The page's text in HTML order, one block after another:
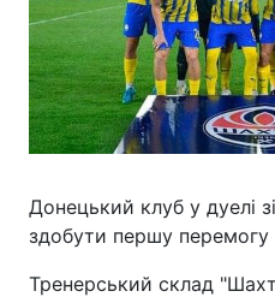
Донецький клуб у дуелі
здобути першу перемогу
Тренерський склад